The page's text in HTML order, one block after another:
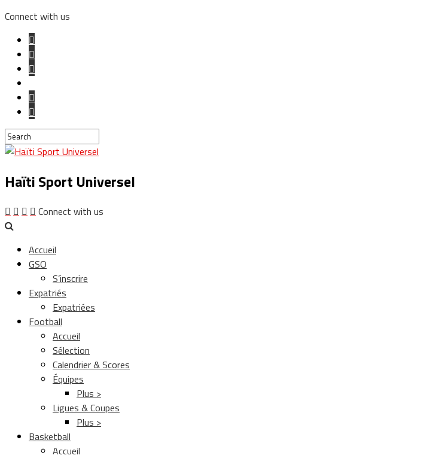
Connect with us
Haïti Sport Universel
Connect with us
Accueil
GSO
S’inscrire
Expatriés
Expatriées
Football
Accueil
Sélection
Calendrier & Scores
Équipes
Plus >
Ligues & Coupes
Plus >
Basketball
Accueil